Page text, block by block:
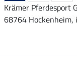
Krämer Pferdesport
68764 Hockenheim,